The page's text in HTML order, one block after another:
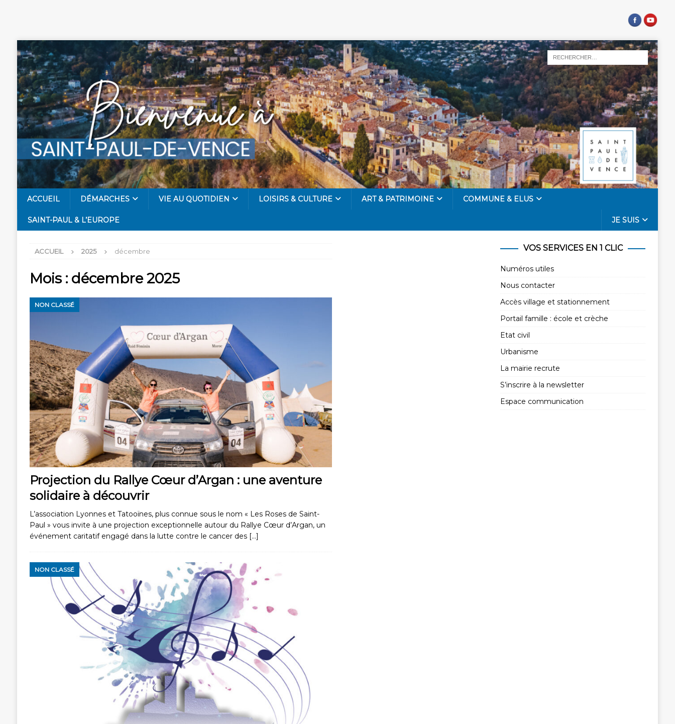
ACCUEIL DÉMARCHES VIE AU QUOTIDIEN LOISIRS & CULTURE ART & PATRIMOINE COMMUNE & ELUS
SAINT-PAUL & L’EUROPE JE SUIS
ACCUEIL 2025 décembre
Mois : décembre 2025
NON CLASSÉ
Projection du Rallye Cœur d’Argan : une aventure
solidaire à découvrir
L’association Lyonnes et Tatooïnes, plus connue sous le nom « Les Roses de Saint-
Paul » vous invite à une projection exceptionnelle autour du Rallye Cœur d’Argan, un
événement caritatif engagé dans la lutte contre le cancer des […]
NON CLASSÉ
VOS SERVICES EN 1 CLIC
Numéros utiles
Nous contacter
Accès village et stationnement
Portail famille : école et crèche
Etat civil
Urbanisme
La mairie recrute
S’inscrire à la newsletter
Espace communication